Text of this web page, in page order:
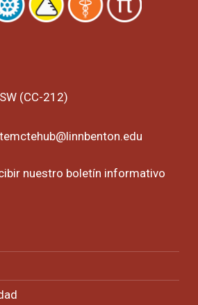
(CC-212)
nuestro boletín informativo